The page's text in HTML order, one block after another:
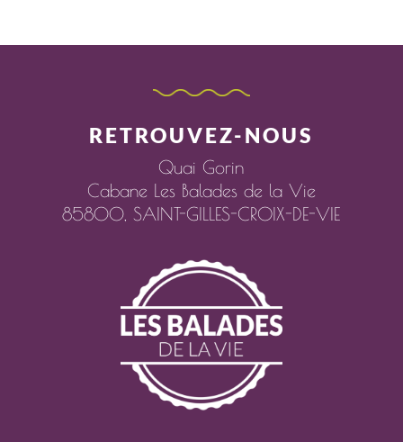
RETROUVEZ-NOUS
Quai Gorin
Cabane Les Balades de la Vie
85800,SAINT-GILLES-CROIX-DE-VIE